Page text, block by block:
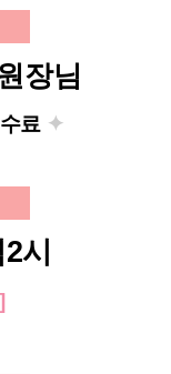
장님
수료 ✦
시
]